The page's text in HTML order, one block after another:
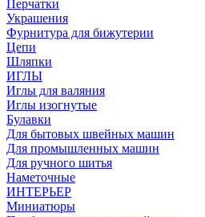
Перчатки
Украшения
Фурнитура для бижутерии
Цепи
Шляпки
ИГЛЫ
Иглы для валяния
Иглы изогнутые
Булавки
Для бытовых швейных машин
Для промышленных машин
Для ручного шитья
Наметочные
ИНТЕРЬЕР
Миниатюры